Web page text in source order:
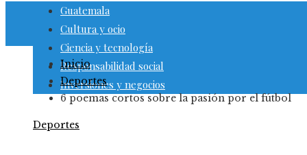
Guatemala
Cultura y ocio
Ciencia y tecnología
Responsabilidad social
Inversiones y negocios
Inicio
Deportes
6 poemas cortos sobre la pasión por el fútbol
Deportes